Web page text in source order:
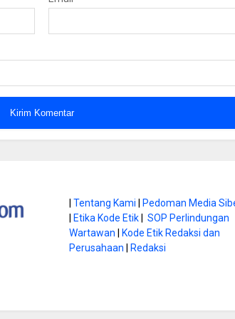
|Tentang Kami Pedoman Media
Etika Kode Etik |SOP Perlindungan
Wartawan
Kode Etik Redaksi dan
Perusahaan
Redaksi
di Gunung
Ini
Literasi Jadi Bekal
Siswa di Era Digital